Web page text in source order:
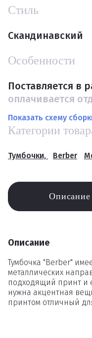
Стиль
Скандинавский
Особенности
Поставляется в
оплачивается
Показать схему
Категории
Тумбочки, Berber
Описание
Описание
Тумбочка "Berber"
металлических
подходящий принт и
нужна акцентная
принтом отличный